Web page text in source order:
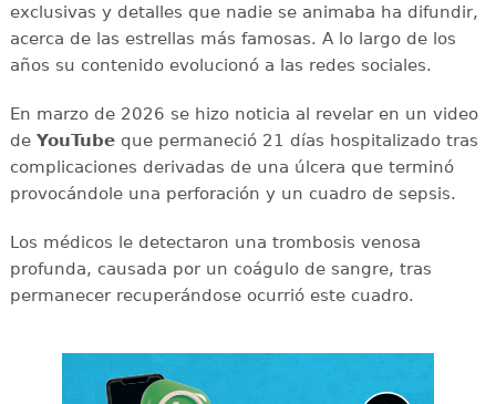
exclusivas y detalles que nadie se animaba ha difundir,
acerca de las estrellas más famosas. A lo largo de los
años su contenido evolucionó a las redes sociales.
En marzo de 2026 se hizo noticia al revelar en un video
deYouTubeque permaneció 21 días hospitalizado tras
complicaciones derivadas de una úlcera que terminó
provocándole una perforación y un cuadro de sepsis.
Los médicos le detectaron una trombosis venosa
profunda, causada por un coágulo de sangre, tras
permanecer recuperándose ocurrió este cuadro.